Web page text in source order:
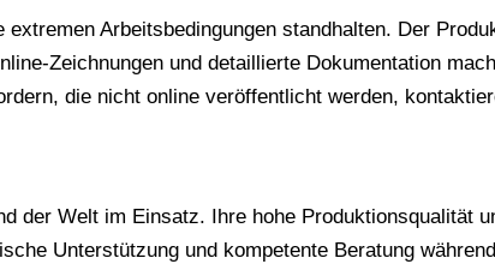
Arbeitsbedingungen standhalten. Der
Zeichnungen und detaillierte Dokumentation
die nicht online veröffentlicht werden,
der Welt im Einsatz. Ihre hohe Produktionsqualität
Unterstützung und kompetente Beratung